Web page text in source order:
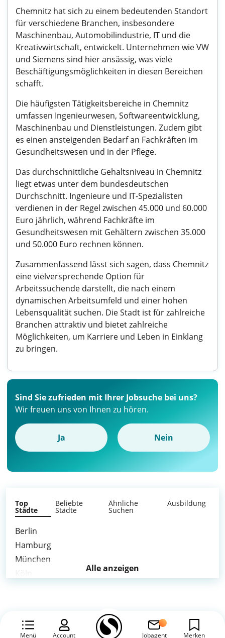
Chemnitz hat sich zu einem bedeutenden Standort
für verschiedene Branchen, insbesondere
Maschinenbau, Automobilindustrie, IT und die
Kreativwirtschaft, entwickelt. Unternehmen wie VW
und Siemens sind hier ansässig, was viele
Beschäftigungsmöglichkeiten in diesen Bereichen
schafft.
Die häufigsten Tätigkeitsbereiche in Chemnitz
umfassen Ingenieurwesen, Softwareentwicklung,
Maschinenbau und Dienstleistungen. Zudem gibt
es einen ansteigenden Bedarf an Fachkräften im
Gesundheitswesen und in der Pflege.
Das durchschnittliche Gehaltsniveau in Chemnitz
liegt etwas unter dem bundesdeutschen
Durchschnitt. Ingenieure und IT-Spezialisten
verdienen in der Regel zwischen 45.000 und 60.000
Euro jährlich, während Fachkräfte im
Gesundheitswesen mit Gehältern zwischen 35.000
und 50.000 Euro rechnen können.
Zusammenfassend lässt sich sagen, dass Chemnitz
eine vielversprechende Option für
Arbeitssuchende darstellt, die nach einem
dynamischen Arbeitsumfeld und einer hohen
Lebensqualität suchen. Die Stadt ist für zahlreiche
Branchen attraktiv und bietet zahlreiche
Möglichkeiten, um Karriere und Leben in Einklang
zu bringen.
Menü Account Jobagent Merken
Sind Sie zufrieden mit Ihrer Jobsuche bei uns?
Wir freuen uns von Ihnen zu hören.
Ja Nein
Top
Städte
Beliebte
Städte
Ähnliche
Suchen
Ausbildung
Berlin
Hamburg
München
Leipzig
Alle anzeigen